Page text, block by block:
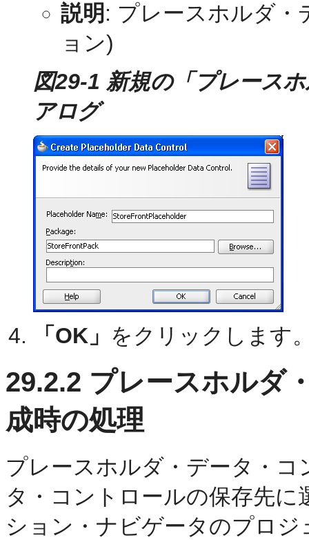
説明 : プレースホルダ・
ョン)
図29-1 新規の「プレース
アログ
「OK」 をクリックします
29.2.2 プレースホルダ
成時の処理
プレースホルダ・データ・
タ・コントロールの保存先
ション・ナビゲータのプロ